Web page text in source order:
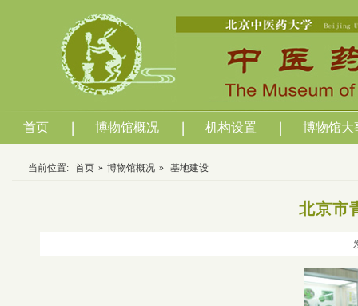
首页 博物馆概况 机构设置 博物馆大
当前位置: 首页 » 博物馆概况 » 基地建设
北京市